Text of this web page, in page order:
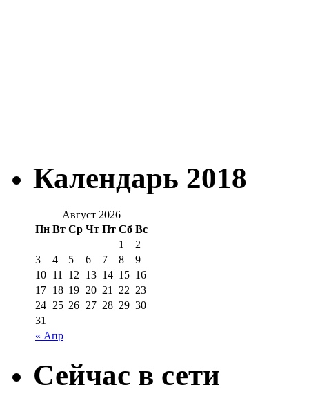
Календарь 2018
Август 2026
Пн Вт Ср Чт Пт Сб Вс
« Апр
1
2
3
4 5 6 7 8
9
10 11 12 13 14 15 16
17 18 19 20 21 22 23
24 25 26 27 28 29 30
31
Сейчас в сети